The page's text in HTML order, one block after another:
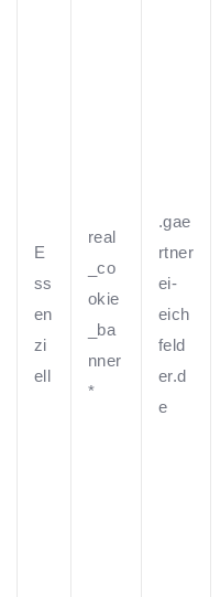
E
ss
en
zi
ell
real
_co
okie
_ba
nner
*
.gae
rtner
ei-
eich
feld
er.d
e